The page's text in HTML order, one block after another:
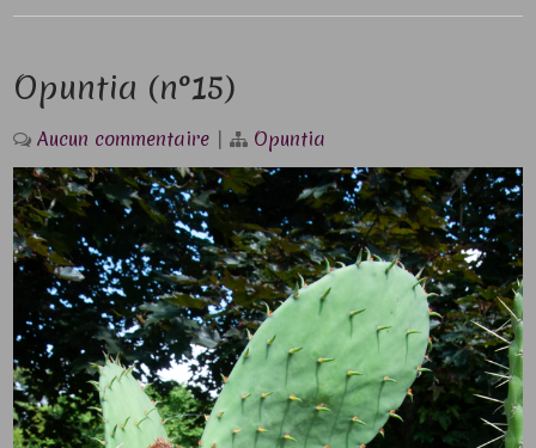
Opuntia (n°15)
Aucun commentaire | Opuntia